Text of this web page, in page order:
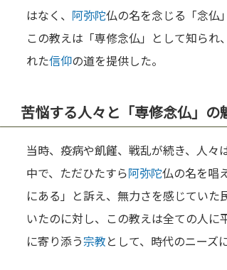
はなく、 阿弥陀仏の名を念じる「念仏
この教えは「専修念仏」として知られ
れた信仰の道を提供した。
苦悩する人々と「専修念仏」の
当時、疫病や飢饉、戦乱が続き、人々
中で、ただひたすら阿弥陀仏の名を唱
にある」と訴え、無力さを感じてい
いたのに対し、この教えは全ての人
に寄り添う宗教として、時代のニーズ